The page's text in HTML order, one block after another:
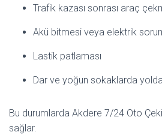
Trafik kazası sonrası araç
Akü bitmesi veya elektrik
Lastik patlaması
Dar ve yoğun sokaklarda
Bu durumlarda Akdere 7/24 Oto
sağlar.